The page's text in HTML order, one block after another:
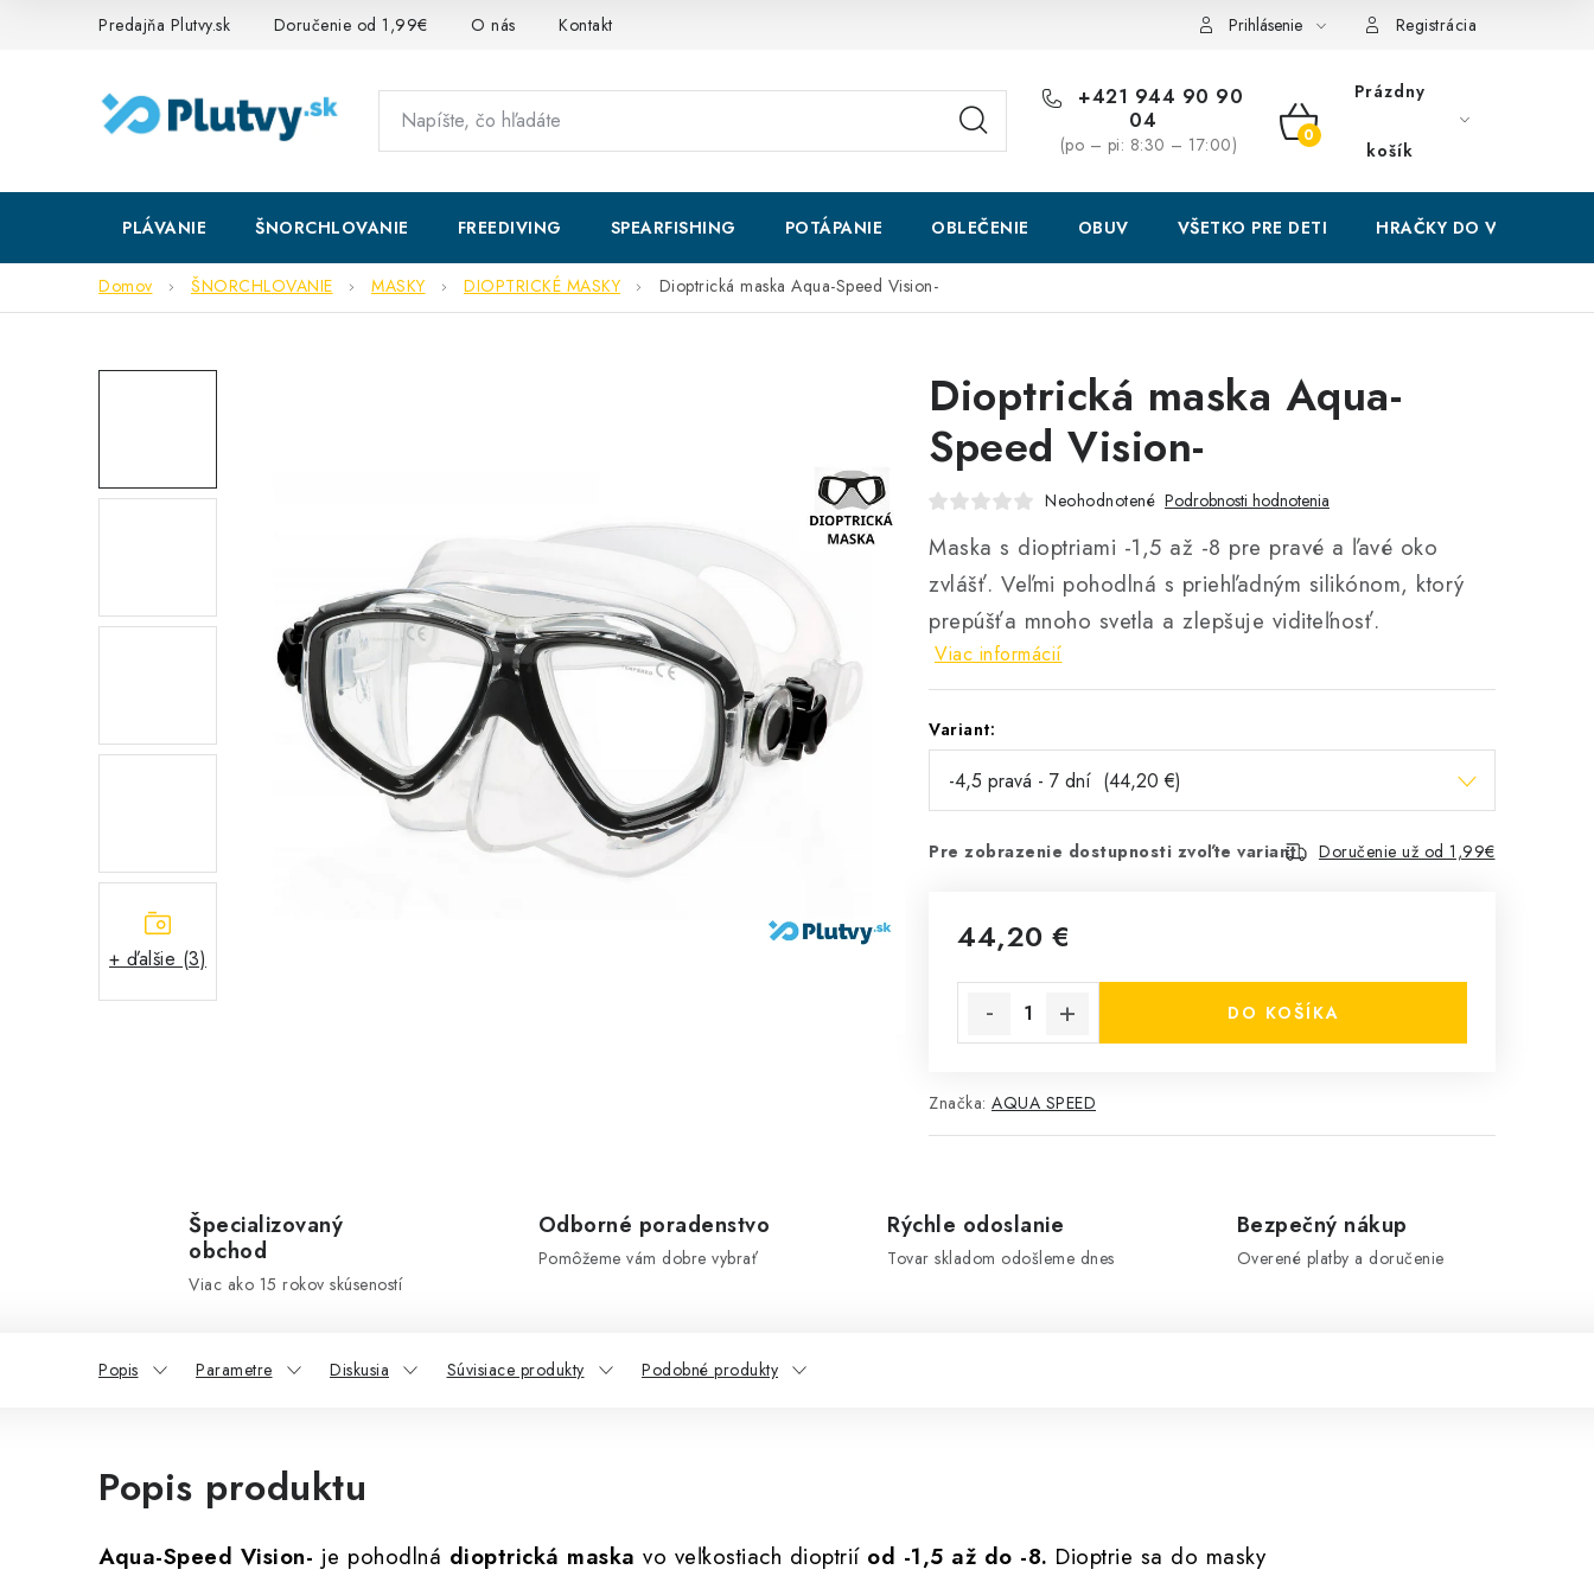
Predajňa Plutvy.sk Doručenie od 1,99€ O nás Kontakt Prihlásenie Registrácia
+421 944 90 90
04
(po – pi: 8:30 – 17:00)
NÁKUPNÝ
Prázdny
košík
PLÁVANIE ŠNORCHLOVANIE FREEDIVING SPEARFISHING POTÁPANIE OBLEČENIE OBUV VŠETKO PRE DETI HRAČKY DO VODY
Domov ŠNORCHLOVANIE MASKY DIOPTRICKÉ MASKY Dioptrická maska Aqua-Speed Vision-
+ ďalšie (3)
Dioptrická maska Aqua-
Speed Vision-
Neohodnotené Podrobnosti hodnotenia
Maska s dioptriami -1,5 až -8 pre pravé a ľavé oko
zvlášť. Veľmi pohodlná s priehľadným silikónom, ktorý
prepúšťa mnoho svetla a zlepšuje viditeľnosť.
Viac informácií
Variant:
Pre zobrazenie dostupnosti zvoľte variant Doručenie už od 1,99€
44,20 €
DO KOŠÍKA
Značka: AQUA SPEED
Špecializovaný
obchod
Viac ako 15 rokov skúseností
Odborné poradenstvo
Pomôžeme vám dobre vybrať
Rýchle odoslanie
Tovar skladom odošleme dnes
Bezpečný nákup
Overené platby a doručenie
Popis Parametre Diskusia Súvisiace produkty Podobné produkty
Popis produktu
Aqua-Speed Vision- je pohodlná dioptrická maska vo veľkostiach dioptriíod -1,5 až do -8. Dioptrie sa do masky